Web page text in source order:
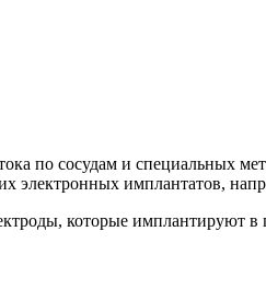
по сосудам и специальных
электронных имплантатов,
которые имплантируют в